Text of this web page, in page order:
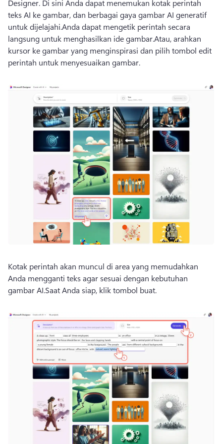
Designer. Di sini Anda dapat menemukan kotak perintah
teks AI ke gambar, dan berbagai gaya gambar AI generatif
untuk dijelajahi.Anda dapat mengetik perintah secara
langsung untuk menghasilkan ide gambar.Atau, arahkan
kursor ke gambar yang menginspirasi dan pilih tombol edit
perintah untuk menyesuaikan gambar.
Kotak perintah akan muncul di area yang memudahkan
Anda mengganti teks agar sesuai dengan kebutuhan
gambar AI.Saat Anda siap, klik tombol buat.